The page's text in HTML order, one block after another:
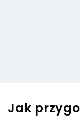
Jak